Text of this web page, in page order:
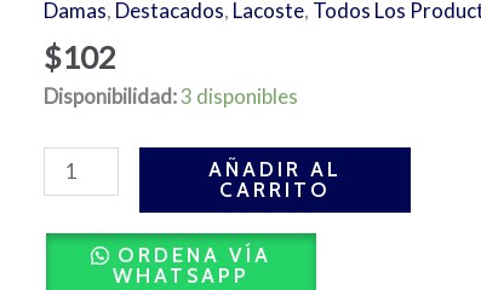
Damas, Destacados, Lacoste, Todos Los
$102
Disponibilidad:3 disponibles
L.12.12
Rose
Eau
de
Parfum
100
Lacoste
cantidad
AÑADIR AL
CARRITO
ORDENA VÍA
WHATSAPP